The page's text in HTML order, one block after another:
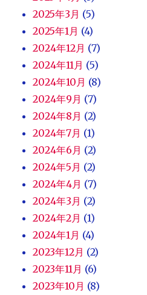
2025年3月 (5)
2025年1月 (4)
2024年12月 (7)
2024年11月 (5)
2024年10月 (8)
2024年9月 (7)
2024年8月 (2)
2024年7月 (1)
2024年6月 (2)
2024年5月 (2)
2024年4月 (7)
2024年3月 (2)
2024年2月 (1)
2024年1月 (4)
2023年12月 (2)
2023年11月 (6)
2023年10月 (8)